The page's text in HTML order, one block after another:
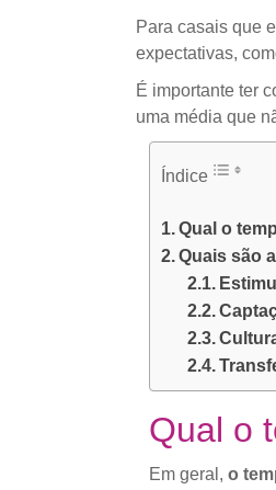
Para casais que
expectativas,
É importante ter
uma média que
Índice
Qual o
Quais são
Qual o
Em geral, o